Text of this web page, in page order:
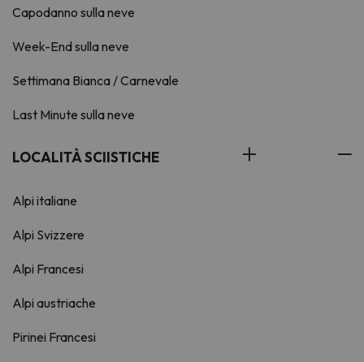
Capodanno sulla neve
Week-End sulla neve
Settimana Bianca / Carnevale
Last Minute sulla neve
LOCALITÀ SCIISTICHE
Alpi italiane
Alpi Svizzere
Alpi Francesi
Alpi austriache
Pirinei Francesi